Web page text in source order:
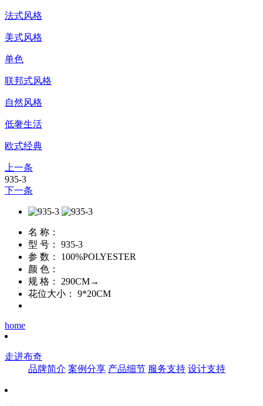
法式风格
美式风格
单色
联邦式风格
自然风格
低奢生活
欧式经典
上一条
935-3
下一条
名 称：
型 号：
935-3
参 数：
100%POLYESTER
颜 色：
规 格：
290CM→
花位大小：
9*20CM
home
走进布奇
品牌简介 案例分享 产品细节 服务支持 设计支持